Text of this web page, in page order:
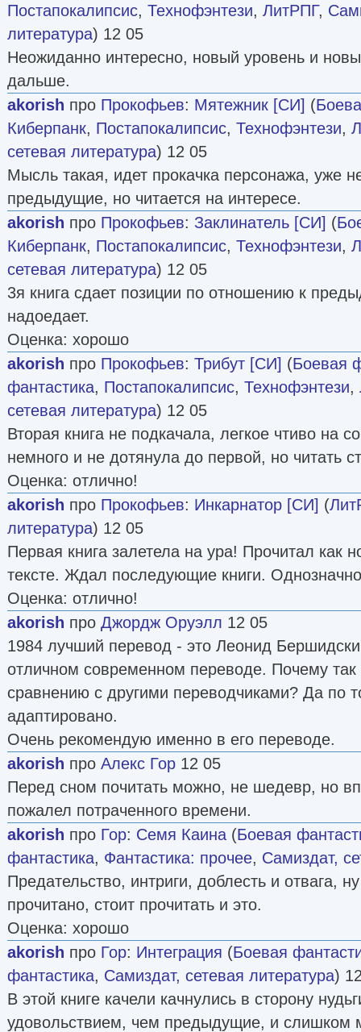
Постапокалипсис, Технофэнтези, ЛитРПГ,
литература) 12 05
Неожиданно интересно, новый уровень и
дальше.
akorish про Прокофьев: Мятежник [СИ] (
Киберпанк, Постапокалипсис, Технофэнтези,
сетевая литература) 12 05
Мысль такая, идет прокачка персонажа, уже
предыдущие, но читается на интересе.
akorish про Прокофьев: Заклинатель [СИ] (
Киберпанк, Постапокалипсис, Технофэнтези,
сетевая литература) 12 05
3я книга сдает позиции по отношению к
надоедает.
Оценка: хорошо
akorish про Прокофьев: Трибут [СИ] (Боевая
фантастика, Постапокалипсис, Технофэнтези,
сетевая литература) 12 05
Вторая книга не подкачала, легкое чтиво на
немного и не дотянула до первой, но читать
Оценка: отлично!
akorish про Прокофьев: Инкарнатор [СИ] (
литература) 12 05
Первая книга залетела на ура! Прочитал как
тексте. Ждал последующие книги.
Оценка: отлично!
akorish про Джордж Оруэлл 12 05
1984 лучший перевод - это Леонид
отличном современном переводе. Почему так
сравнению с другими переводчиками? Да по
адаптировано.
Очень рекомендую именно в его переводе.
akorish про Алекс Гор 12 05
Перед сном почитать можно, не шедевр, но
пожалел потраченного времени.
akorish про Гор: Семя Каина (Боевая
фантастика, Фантастика: прочее, Самиздат,
Предательство, интриги, доблесть и отвага,
прочитано, стоит прочитать и это.
Оценка: хорошо
akorish про Гор: Интеграция (Боевая
фантастика, Самиздат, сетевая литература)
В этой книге качели качнулись в сторону
удовольствием, чем предыдущие, и слишком